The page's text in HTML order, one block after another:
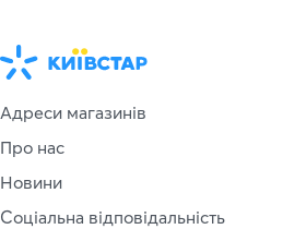
Адреси магазинів
Про нас
Новини
Соціальна відповідальність